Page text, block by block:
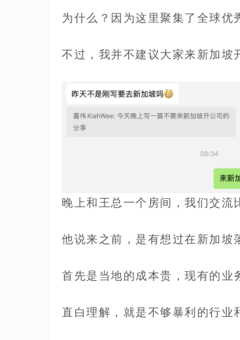
为什么？因为这里聚集了全球优
不过，我并不建议大家来新加坡
晚上和王总一个房间，我们交流
他说来之前，是有想过在新加坡
首先是当地的成本贵，现有的业
直白理解，就是不够暴利的行业